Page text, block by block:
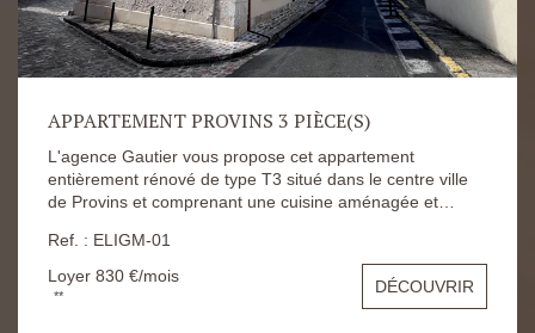
APPARTEMENT PROVINS 3 PIÈCE(S)
L'agence Gautier vous propose cet appartement
entièrement rénové de type T3 situé dans le centre ville
de Provins et comprenant une cuisine aménagée et
fixé à 830 euros Dépôt de garantie à 830 euros
Honoraires d'agence à 629.86 euros Les risques
auxquels ce bien s'expose sont disponibles sur le site
Géorisques : https://www.georisques.gouv.fr/
Ref. : ELIGM-01
Loyer 830 €/mois
** DÉCOUVRIR